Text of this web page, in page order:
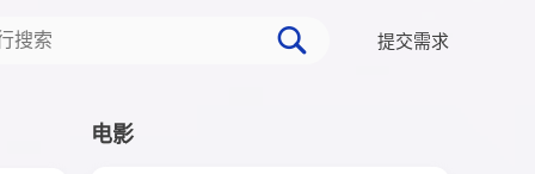
提交需求
电影